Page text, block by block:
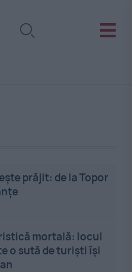
prăjit: de la Topor
mortală: locul
o sută de turiști își